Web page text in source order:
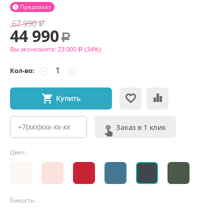
Предзаказ

67 990 Р
44 990 Р
Вы экономите:23 000 Р (34%)
Кол-во: +
−
Купить
Заказ в 1 клик
Цвет:
Ёмкость: